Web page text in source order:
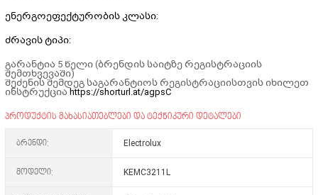
ენერგოეფექტურობის კლასი:
ძრავის ტიპი:
გარანტია 5 წელი (ბრენდის საიტზე რეგისტრაციის
შემთხვევაში)
შეძენის შემდეგ საგარანტიოს რეგისტრაციისთვის იხილეთ
ინსტრუქციაhttps://shorturl.at/agpsC
პროდუქტის მახასიათებლები და ტექნიკური დეტალები
ბრენდი: Electrolux
მოდელი: KEMC3211L